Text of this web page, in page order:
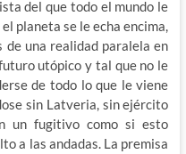
del que todo el mundo le
planeta se le echa encima,
de una realidad paralela en
utópico y tal que no le
de todo lo que le viene
sin Latveria, sin ejército
un fugitivo como si esto
a las andadas. La premisa